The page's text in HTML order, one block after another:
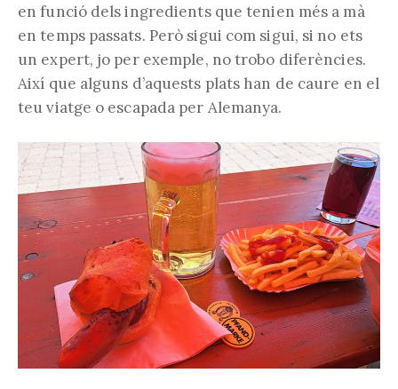
en funció dels ingredients que tenien més a mà
en temps passats. Però sigui com sigui, si no ets
un expert, jo per exemple, no trobo diferències.
Així que alguns d’aquests plats han de caure en el
teu viatge o escapada per Alemanya.